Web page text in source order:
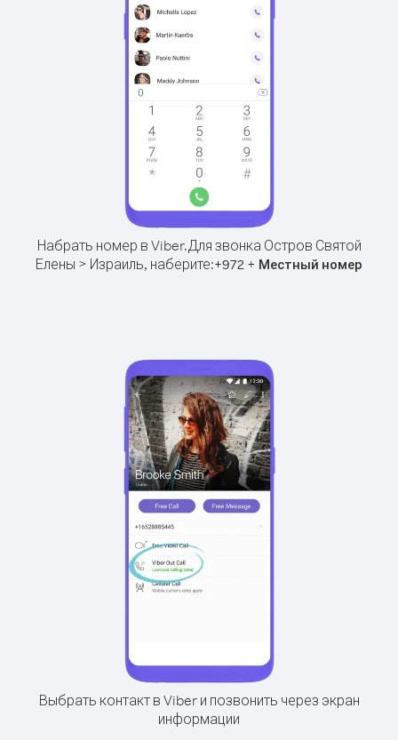
Набрать номер в Viber.Для звонка Остров Святой
Елены > Израиль, наберите:+972 + Местный номер
Выбрать контакт в Viber и позвонить через экран
информации